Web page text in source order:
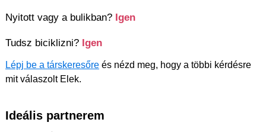
Nyitott vagy a bulikban? Igen
Tudsz biciklizni? Igen
Lépj be a társkeresőre és nézd meg, hogy a többi kérdésre
mit válaszolt Elek.
Ideális partnerem